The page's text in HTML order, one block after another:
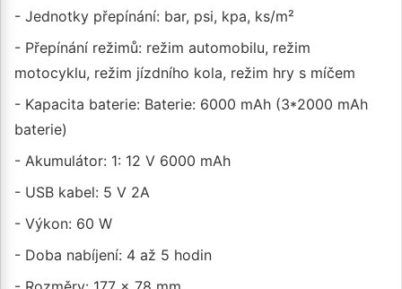
- Jednotky přepínání: bar, psi, kpa, ks/m²
- Přepínání režimů: režim automobilu, režim
motocyklu, režim jízdního kola, režim hry s míčem
- Kapacita baterie: Baterie: 6000 mAh (3*2000 mAh
baterie)
- Akumulátor: 1: 12 V 6000 mAh
- USB kabel: 5 V 2A
- Výkon: 60 W
- Doba nabíjení: 4 až 5 hodin